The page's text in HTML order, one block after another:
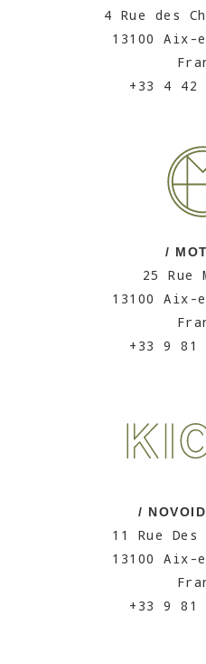
4 Rue des
13100 Aix-
+33 4 42
/
25 Rue
13100 Aix-
+33 9 81
/
11 Rue
13100 Aix-
+33 9 81